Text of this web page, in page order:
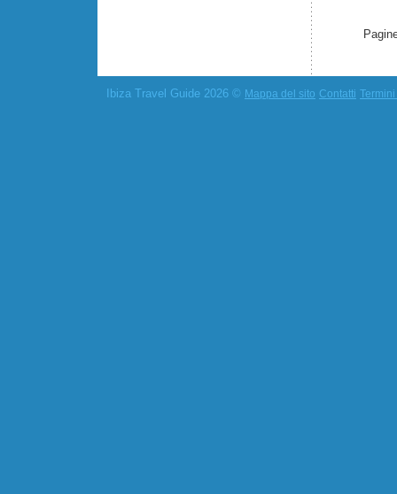
Ibiza Travel Guide 2026 © Mappa del sito Contatti